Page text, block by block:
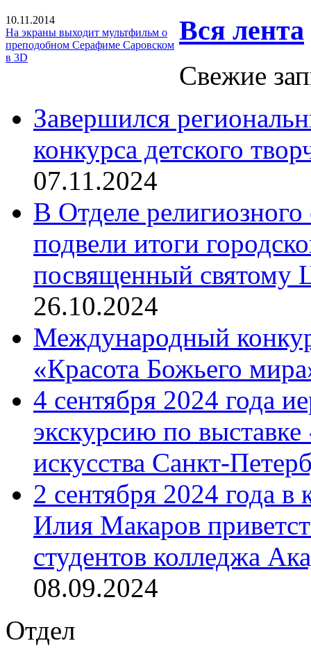
10.11.2014
На экраны выходит мультфильм о
преподобном Серафиме Саровском
в 3D
Вся лента
Свежие
Завершился
конкурса детского
07.11.2024
В Отделе религиозного
подвели итоги
посвященный святому
26.10.2024
Международный
«Красота Божьего
4 сентября 2024 года
экскурсию по
искусства Санкт-
2 сентября 2024 года
Илия Макаров
студентов колледжа
08.09.2024
Отдел